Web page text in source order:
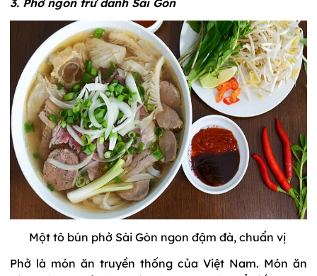
Một tô bún phở Sài Gòn ngon đậm đà, chuẩn vị
Phở là món ăn truyền thống của Việt Nam. Món ăn